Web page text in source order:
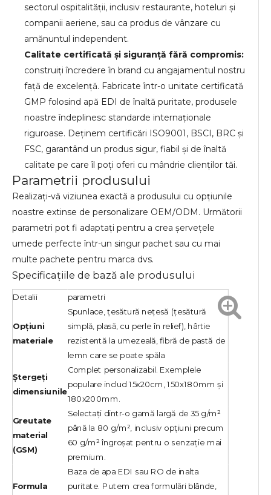
sectorul ospitalității, inclusiv restaurante, hoteluri și
companii aeriene, sau ca produs de vânzare cu
amănuntul independent.
Calitate certificată și siguranță fără compromis:
construiți încredere în brand cu angajamentul nostru
față de excelență. Fabricate într-o unitate certificată
GMP folosind apă EDI de înaltă puritate, produsele
noastre îndeplinesc standarde internaționale
riguroase. Deținem certificări ISO9001, BSCI, BRC și
FSC, garantând un produs sigur, fiabil și de înaltă
calitate pe care îl poți oferi cu mândrie clienților tăi.
Parametrii produsului
Realizați-vă viziunea exactă a produsului cu opțiunile
noastre extinse de personalizare OEM/ODM. Următorii
parametri pot fi adaptați pentru a crea șervețele
umede perfecte într-un singur pachet sau cu mai
multe pachete pentru marca dvs.
Specificațiile de bază ale produsului
Detalii parametri
Opțiuni
materiale
Spunlace, țesătură nețesă (țesătură
simplă, plasă, cu perle în relief), hârtie
rezistentă la umezeală, fibră de pastă de
lemn care se poate spăla
Ștergeți
dimensiunile
Complet personalizabil. Exemplele
populare includ 15x20cm, 150x180mm și
180x200mm.
Greutate
material
(GSM)
Selectați dintr-o gamă largă de 35 g/m²
până la 80 g/m², inclusiv opțiuni precum
60 g/m² îngroșat pentru o senzație mai
premium.
Formula
Baza de apa EDI sau RO de inalta
puritate. Putem crea formulări blânde,